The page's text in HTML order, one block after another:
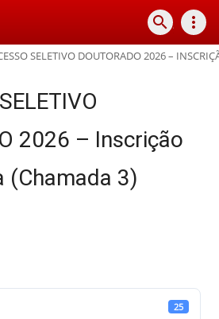
search more_vert
SELETIVO DOUTORADO 2026 –
2026 – Inscrição
(Chamada 3)
25